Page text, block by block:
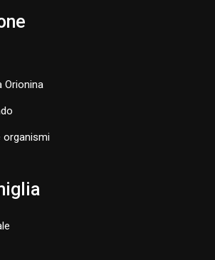
Orionina
organismi